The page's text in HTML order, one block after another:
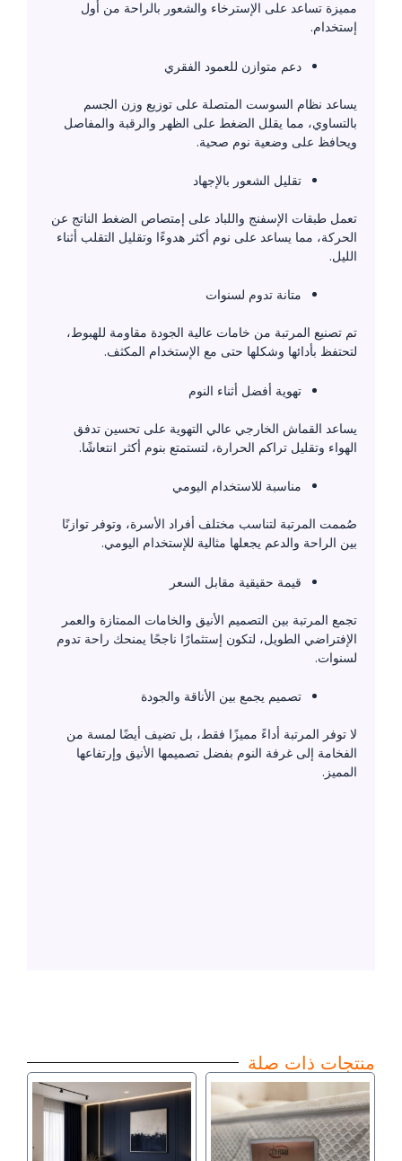
مميزة تساعد على الإسترخاء والشعور بالراحة من أول
إستخدام.
دعم متوازن للعمود الفقري
يساعد نظام السوست المتصلة على توزيع وزن الجسم
بالتساوي، مما يقلل الضغط على الظهر والرقبة والمفاصل
ويحافظ على وضعية نوم صحية.
تقليل الشعور بالإجهاد
تعمل طبقات الإسفنج واللباد على إمتصاص الضغط الناتج عن
الحركة، مما يساعد على نوم أكثر هدوءًا وتقليل التقلب أثناء
الليل.
متانة تدوم لسنوات
تم تصنيع المرتبة من خامات عالية الجودة مقاومة للهبوط،
لتحتفظ بأدائها وشكلها حتى مع الإستخدام المكثف.
تهوية أفضل أثناء النوم
يساعد القماش الخارجي عالي التهوية على تحسين تدفق
الهواء وتقليل تراكم الحرارة، لتستمتع بنوم أكثر انتعاشًا.
مناسبة للاستخدام اليومي
صُممت المرتبة لتناسب مختلف أفراد الأسرة، وتوفر توازنًا
بين الراحة والدعم يجعلها مثالية للإستخدام اليومي.
قيمة حقيقية مقابل السعر
تجمع المرتبة بين التصميم الأنيق والخامات الممتازة والعمر
الإفتراضي الطويل، لتكون إستثمارًا ناجحًا يمنحك راحة تدوم
لسنوات.
تصميم يجمع بين الأناقة والجودة
لا توفر المرتبة أداءً مميزًا فقط، بل تضيف أيضًا لمسة من
الفخامة إلى غرفة النوم بفضل تصميمها الأنيق وإرتفاعها
المميز.
منتجات ذات صلة
نطاق
السعر:
من
خلال
هناك
العديد
من
الأشكال
نطاق
السعر:
من
هناك
العديد
الأشكال